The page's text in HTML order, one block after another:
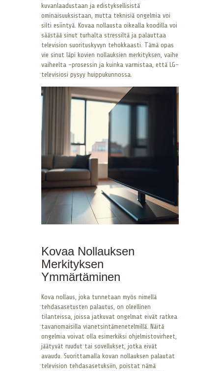
kuvanlaadustaan ja edistyksellisistä
ominaisuuksistaan, mutta teknisiä ongelmia voi
silti esiintyä. Kovaa nollausta oikealla koodilla voi
säästää sinut turhalta stressiltä ja palauttaa
television suorituskyvyn tehokkaasti. Tämä opas
vie sinut läpi kovien nollauksien merkityksen, vaihe
vaiheelta -prosessin ja kuinka varmistaa, että LG-
televisiosi pysyy huippukunnossa.
Kovaa Nollauksen
Merkityksen
Ymmärtäminen
Kova nollaus, joka tunnetaan myös nimellä
tehdasasetusten palautus, on oleellinen
tilanteissa, joissa jatkuvat ongelmat eivät ratkea
tavanomaisilla vianetsintämenetelmillä. Näitä
ongelmia voivat olla esimerkiksi ohjelmistovirheet,
jäätyvät ruudut tai sovellukset, jotka eivät
avaudu. Suorittamalla kovan nollauksen palautat
television tehdasasetuksiin, poistat nämä